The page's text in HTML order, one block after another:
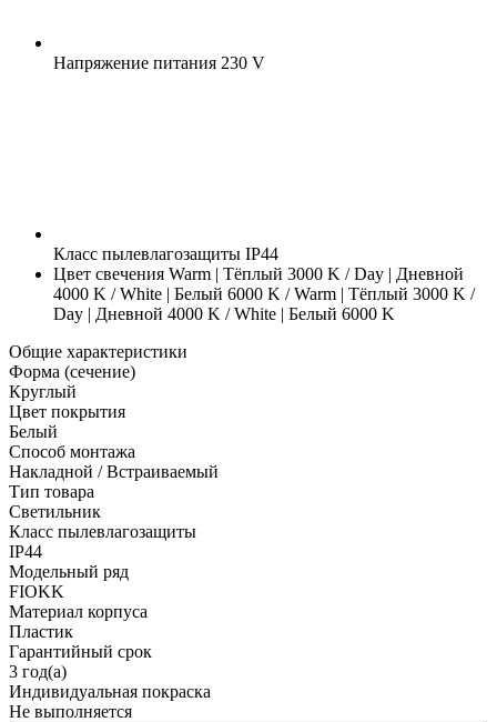
Напряжение питания 230 V
Класс пылевлагозащиты IP44
Цвет свечения Warm | Тёплый 3000 K / Day | Дневной
4000 K / White | Белый 6000 K / Warm | Тёплый 3000 K /
Day | Дневной 4000 K / White | Белый 6000 K
Общие характеристики
Форма (сечение)
Круглый
Цвет покрытия
Белый
Способ монтажа
Накладной / Встраиваемый
Тип товара
Светильник
Класс пылевлагозащиты
IP44
Модельный ряд
FIOKK
Материал корпуса
Пластик
Гарантийный срок
3 год(а)
Индивидуальная покраска
Не выполняется